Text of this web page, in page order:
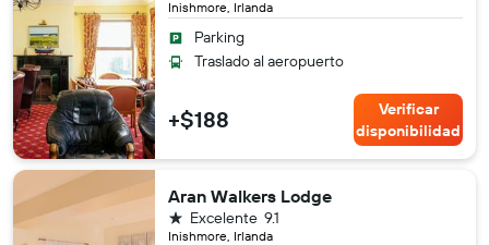
Inishmore, Irlanda
Parking
Traslado al aeropuerto
+$188
Verificar
disponibilidad
Aran Walkers Lodge
Inishmore, Irlanda
9.1
Excelente
1 estrella